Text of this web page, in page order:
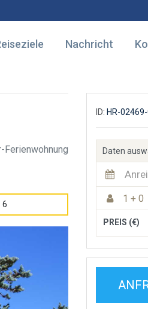
Nachricht
Ferienwohnung
6
ID: HR-
Daten
1 + 0
PREIS (€)